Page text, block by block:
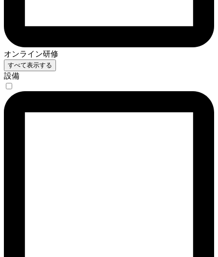
オンライン研修
すべて表示する
設備